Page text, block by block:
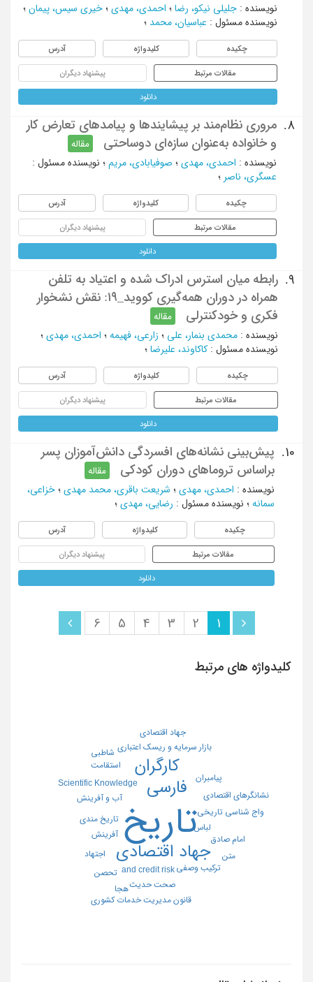
نویسنده : جلیلی نیکو، رضا ؛ احمدی، مهدی ؛ خیری سیس، پیمان ؛
نویسنده مسئول : عباسیان، محمد ؛
چکیده کلیدواژه آدرس
مقالات مرتبط پیشنهاد دیگران
دانلود
8.
مروری نظام‌مند بر پیشایندها و پیامدهای تعارض کار
و خانواده به‌عنوان سازه‌ای دوساحتی
مقاله
نویسنده : احمدی، مهدی ؛ صوفیابادی، مریم ؛ نویسنده مسئول :
عسگری، ناصر ؛
چکیده کلیدواژه آدرس
مقالات مرتبط پیشنهاد دیگران
دانلود
9.
رابطه میان استرس ادراک شده و اعتیاد به تلفن
همراه در دوران همه‌گیری کووید_۱۹: نقش نشخوار
فکری و خودکنترلی
مقاله
نویسنده : محمدی بنمار، علی ؛ زارعی، فهیمه ؛ احمدی، مهدی ؛
نویسنده مسئول : کاکاوند، علیرضا ؛
چکیده کلیدواژه آدرس
مقالات مرتبط پیشنهاد دیگران
دانلود
10.
پیش‌بینی نشانه‌های افسردگی دانش‌آموزان پسر
براساس تروماهای دوران کودکی
مقاله
نویسنده : احمدی، مهدی ؛ شریعت باقری، محمد مهدی ؛ خزاعی،
سمانه ؛ نویسنده مسئول : رضایی، مهدی ؛
چکیده کلیدواژه آدرس
مقالات مرتبط پیشنهاد دیگران
دانلود
1
2
3
4
5
6
کلیدواژه های مرتبط
تاریخ
جهاد اقتصادی
فارسی
کارگران
and credit risk
Scientific Knowledge
آب و آفرینش
آفرینش
بازار سرمایه و ریسک اعتباری
تاریخ مندی
ترکیب وصفی
صحت حدیث
قانون مدیریت خدمات کشوری
لباس
نشانگرهای اقتصادی
واج شناسی تاریخی
اجتهاد
استقامت
امام صادق
پیامبران
تحصن
جهاد اقتصادی
شاطبی
متن
هجا